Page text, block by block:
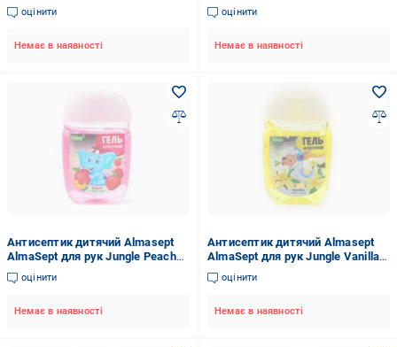
30 мл
оцінити
Немає в наявності
30 мл
оцінити
Немає в наявності
Антисептик дитячий Almasept
AlmaSept для рук Jungle Peach
30 мл
оцінити
Немає в наявності
Антисептик дитячий Almasept
AlmaSept для рук Jungle Vanilla
30 мл
оцінити
Немає в наявності